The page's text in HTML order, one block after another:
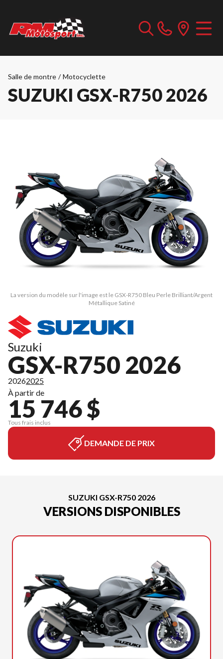
Salle de montre / Motocyclette
SUZUKI GSX-R750 2026
La version du modèle sur l'image est le GSX-R750 Bleu Perle Brilliant/Argent
Métallique Satiné
Suzuki
GSX-R750 2026
20262025
À partir de
15 746 $
Tous frais inclus
DEMANDE DE PRIX
SUZUKI GSX-R750 2026
VERSIONS DISPONIBLES